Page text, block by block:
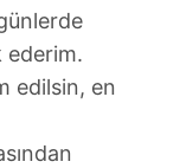
çeşitli kişisel
bilgi
daha işlevsel
yönelik
amaçlarıyla
ederim.
edilsin, en